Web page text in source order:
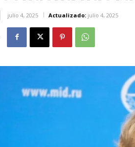
julio 4, 2025 Actualizado: julio 4, 2025